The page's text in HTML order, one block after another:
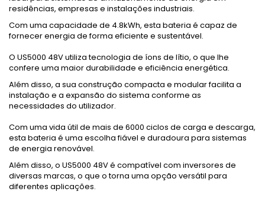
residências, empresas e instalações industriais.
Com uma capacidade de 4.8kWh, esta bateria é capaz de
fornecer energia de forma eficiente e sustentável.
O US5000 48V utiliza tecnologia de íons de lítio, o que lhe
confere uma maior durabilidade e eficiência energética.
Além disso, a sua construção compacta e modular facilita a
instalação e a expansão do sistema conforme as
necessidades do utilizador.
Com uma vida útil de mais de 6000 ciclos de carga e descarga,
esta bateria é uma escolha fiável e duradoura para sistemas
de energia renovável.
Além disso, o US5000 48V é compatível com inversores de
diversas marcas, o que o torna uma opção versátil para
diferentes aplicações.